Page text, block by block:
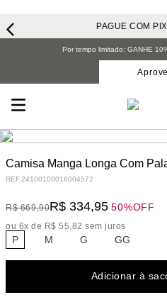
PAGUE COM PIX
Por tempo limitado: GANHE
Camisa Manga Longa Com
REF.24100100016004572
R$ 669,90R$ 334,95 50%OFF
ou 6x de R$ 55,82 sem juros
P M G GG
Adicionar à